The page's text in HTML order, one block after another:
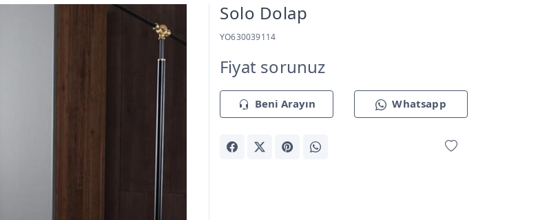
Solo Dolap
YO630039114
Fiyat sorunuz
Beni Arayın Whatsapp